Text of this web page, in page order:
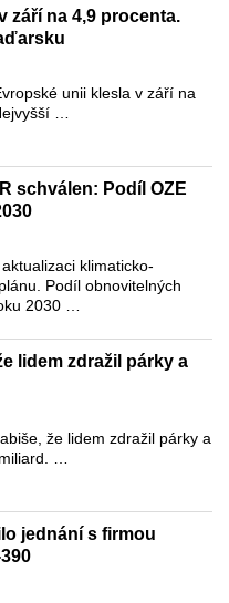
září na 4,9 procenta.
unii klesla v září na
…
schválen: Podíl OZE
klimaticko-
Podíl obnovitelných
2030 …
lidem zdražil párky a
že lidem zdražil párky a
…
jednání s firmou